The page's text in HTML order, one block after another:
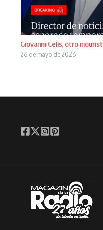
Giovanni Celis, otro
26 de mayo de 2026